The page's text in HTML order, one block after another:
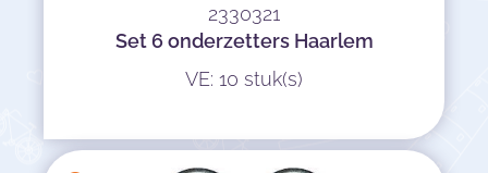
2330321
Set 6 onderzetters Haarlem
VE: 10 stuk(s)